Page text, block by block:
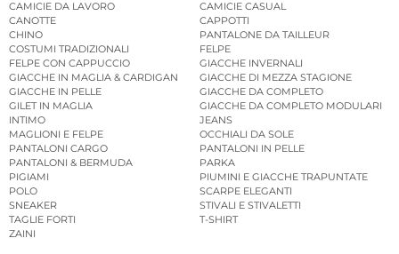
CAMICIE DA LAVORO
CAMICIE CASUAL
CANOTTE
CAPPOTTI
CHINO
PANTALONE DA TAILLEUR
COSTUMI TRADIZIONALI
FELPE
FELPE CON CAPPUCCIO
GIACCHE INVERNALI
GIACCHE IN MAGLIA & CARDIGAN
GIACCHE DI MEZZA STAGIONE
GIACCHE IN PELLE
GIACCHE DA COMPLETO
GILET IN MAGLIA
GIACCHE DA COMPLETO MODULARI
INTIMO
JEANS
MAGLIONI E FELPE
OCCHIALI DA SOLE
PANTALONI CARGO
PANTALONI IN PELLE
PANTALONI & BERMUDA
PARKA
PIGIAMI
PIUMINI E GIACCHE TRAPUNTATE
POLO
SCARPE ELEGANTI
SNEAKER
STIVALI E STIVALETTI
TAGLIE FORTI
T-SHIRT
ZAINI